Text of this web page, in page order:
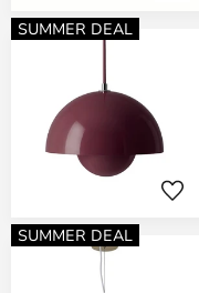
SUMMER DEAL
SUMMER DEAL